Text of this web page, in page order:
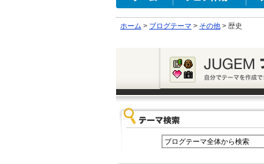
ホーム > ブログテーマ > その他 > 歴史